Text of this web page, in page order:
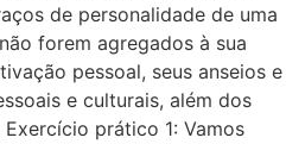
de personalidade de uma
forem agregados à sua
pessoal, seus anseios e
e culturais, além dos
prático 1: Vamos